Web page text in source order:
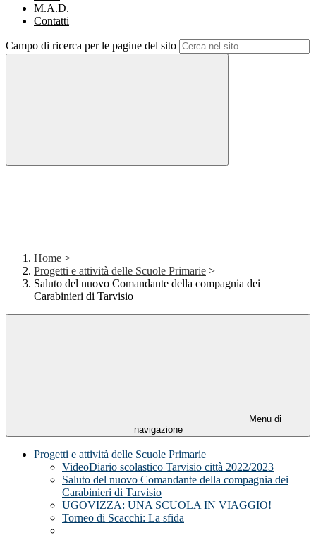
M.A.D.
Contatti
Campo di ricerca per le pagine del sito
Home >
Progetti e attività delle Scuole Primarie >
Saluto del nuovo Comandante della compagnia dei
Carabinieri di Tarvisio
Menu di
navigazione
Progetti e attività delle Scuole Primarie
VideoDiario scolastico Tarvisio città 2022/2023
Saluto del nuovo Comandante della compagnia dei
Carabinieri di Tarvisio
UGOVIZZA: UNA SCUOLA IN VIAGGIO!
Torneo di Scacchi: La sfida